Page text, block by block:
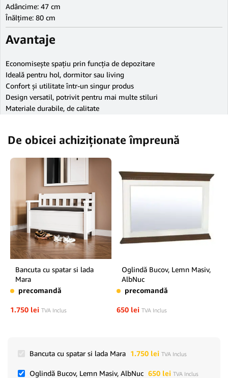
Adâncime: 47 cm
Înălțime: 80 cm
Avantaje
Economisește spațiu prin funcția de depozitare
Ideală pentru hol, dormitor sau living
Confort și utilitate într-un singur produs
Design versatil, potrivit pentru mai multe stiluri
Materiale durabile, de calitate
De obicei achiziționate împreună
Bancuta cu spatar si lada
Mara
precomandă
1.750 lei TVA Inclus
Oglindă Bucov, Lemn Masiv,
AlbNuc
precomandă
650 lei TVA Inclus
Bancuta cu spatar si lada Mara 1.750 lei TVA Inclus
Oglindă Bucov, Lemn Masiv, AlbNuc 650 lei TVA Inclus